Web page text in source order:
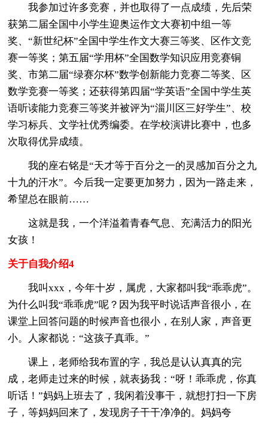
我参加过许多竞赛，并也取得了一点成绩，先后荣
获第二届全国中小学生迎奥运作文大赛初中组一等
奖、“新世纪杯”全国中学生作文大赛三等奖、区作文竞
赛一等奖；第五届“学用杯”全国数学知识应用竞赛铜
奖、市第二届“绿赛尔杯”数学创新能力竞赛二等奖、区
数学竞赛一等奖；还获得第四届“学英语”全国中学生英
语听读能力竞赛三等奖并被评为“淄川区三好学生”、校
学习标兵、文学社优秀编委。在学校演讲比赛中，也多
次取得优异成绩。
我的座右铭是“天才等于百分之一的灵感加百分之九
十九的汗水”。今后我一定要更加努力，因为一路走来，
希望总在眼前……
这就是我，一个洋溢着青春气息、充满活力的阳光
女孩！
关于自我介绍4
我叫xxx，今年十岁，属虎，大家都叫我“乖乖虎”。
为什么叫我“乖乖虎”呢？因为我平时说话声音很小，在
课堂上回答问题的时候声音也很小，在别人家，声音更
小。人家都说：“这孩子真乖。”
课上，老师给我布置的字，我总是认认真真的完
成，老师走过来的时候，就表扬我：“呀！乖乖虎，你真
听话！”妈妈上班去了，我闲着没事干，就想打扫一下房
子，等妈妈回来了，发现房子干干净净的。妈妈夸